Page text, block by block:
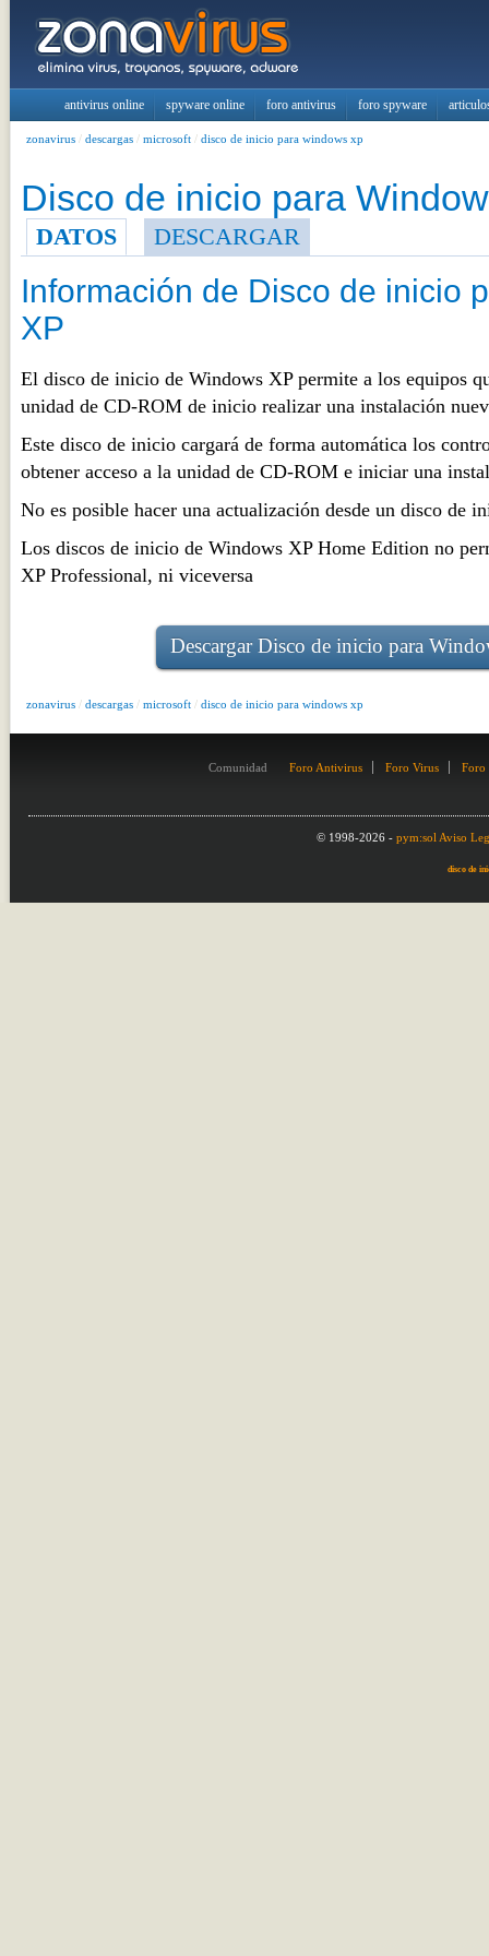
antivirus online spyware online foro antivirus foro spyware
zonavirus / descargas / microsoft / disco de inicio para windows xp
Disco de inicio para
DATOS DESCARGAR
Información de Disco de inicio
XP
El disco de inicio de Windows XP permite a los equipos
unidad de CD-ROM de inicio realizar una instalación
Este disco de inicio cargará de forma automática los
obtener acceso a la unidad de CD-ROM e iniciar una
No es posible hacer una actualización desde un disco de
Los discos de inicio de Windows XP Home Edition no
XP Professional, ni viceversa
Descargar Disco de inicio para
zonavirus / descargas / microsoft / disco de inicio para windows xp
Comunidad Foro Antivirus Foro Virus Foro
© 1998-2026 - pym:sol Aviso
disco de